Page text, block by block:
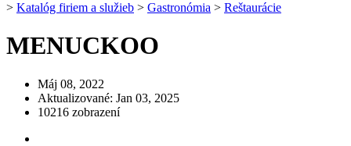
> Katalóg firiem a služieb > Gastronómia > Reštaurácie
MENUCKOO
Máj 08, 2022
Aktualizované: Jan 03, 2025
10216 zobrazení